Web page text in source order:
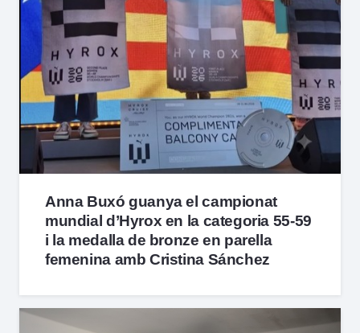
Anna Buxó guanya el campionat
mundial d’Hyrox en la categoria 55-59
i la medalla de bronze en parella
femenina amb Cristina Sánchez